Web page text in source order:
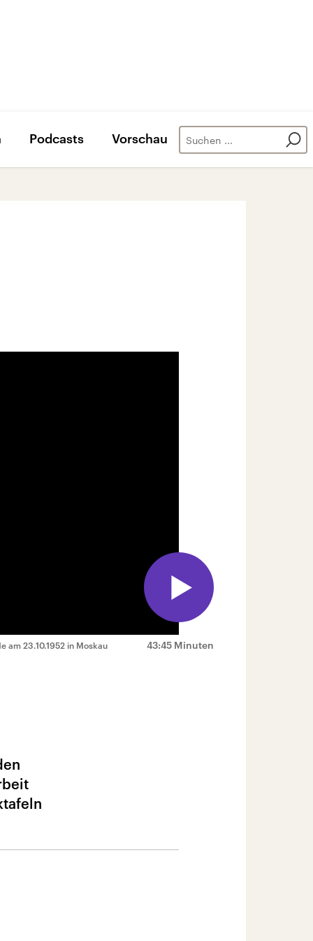
Podcasts Vorschau
43:45 Minuten
am 23.10.1952 in Moskau